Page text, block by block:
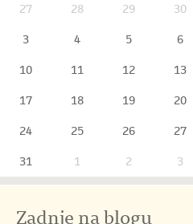
27 28 29 30
3
4 5 6
10
11 12 13
17
18 19 20
24
25 26 27
31
1 2 3
Zadnje na blogu